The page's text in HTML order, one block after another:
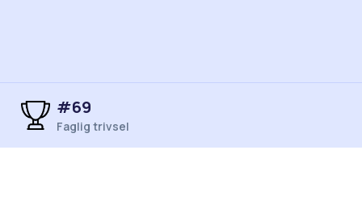
#69
Faglig trivsel